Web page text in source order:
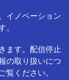
イノベーション
。
ます。配信停止
の取り扱いにつ
覧ください。